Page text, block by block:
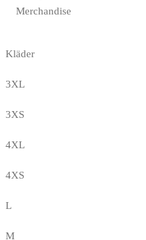
Merchandise
Kläder
3XL
3XS
4XL
4XS
L
M